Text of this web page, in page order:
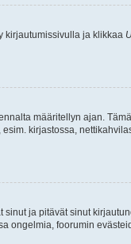
kirjautumissivulla ja klikkaa
määritellyn ajan.
kirjastossa,
ja pitävät sinut
ongelmia, foorumin